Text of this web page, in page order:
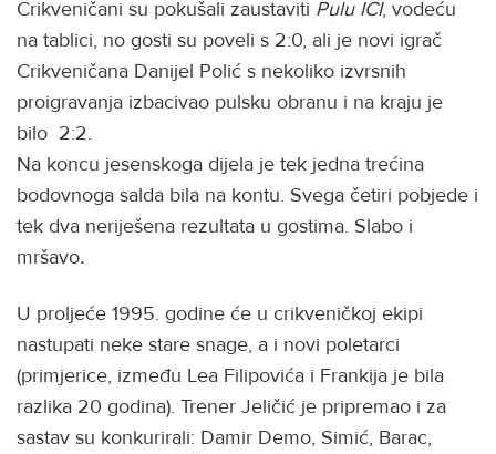
Crikveničani su pokušali zaustaviti Pulu ICI, vodeću
na tablici, no gosti su poveli s 2:0, ali je novi igrač
Crikveničana Danijel Polić s nekoliko izvrsnih
proigravanja izbacivao pulsku obranu i na kraju je
bilo 2:2.
Na koncu jesenskoga dijela je tek jedna trećina
bodovnoga salda bila na kontu. Svega četiri pobjede i
tek dva neriješena rezultata u gostima. Slabo i
mršavo.
U proljeće 1995. godine će u crikveničkoj ekipi
nastupati neke stare snage, a i novi poletarci
(primjerice, između Lea Filipovića i Frankija je bila
razlika 20 godina). Trener Jeličić je pripremao i za
sastav su konkurirali: Damir Demo, Simić, Barac,